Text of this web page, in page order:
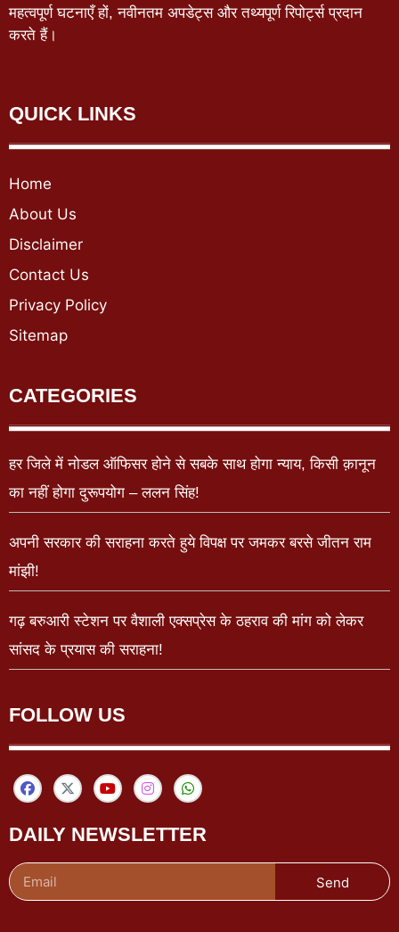
महत्वपूर्ण घटनाएँ हों, नवीनतम अपडेट्स और तथ्यपूर्ण रिपोर्ट्स प्रदान
करते हैं।
QUICK LINKS
Home
About Us
Disclaimer
Contact Us
Privacy Policy
Sitemap
CATEGORIES
हर जिले में नोडल ऑफिसर होने से सबके साथ होगा न्याय, किसी क़ानून
का नहीं होगा दुरूपयोग – ललन सिंह!
अपनी सरकार की सराहना करते हुये विपक्ष पर जमकर बरसे जीतन राम
मांझी!
गढ़ बरुआरी स्टेशन पर वैशाली एक्सप्रेस के ठहराव की मांग को लेकर
सांसद के प्रयास की सराहना!
FOLLOW US
DAILY NEWSLETTER
Send